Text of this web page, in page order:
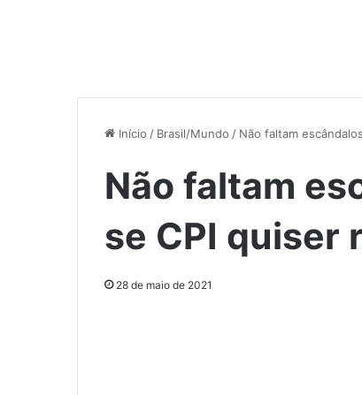
Início / Brasil/Mundo / Não faltam
Não faltam
se CPI quiser
28 de maio de 2021